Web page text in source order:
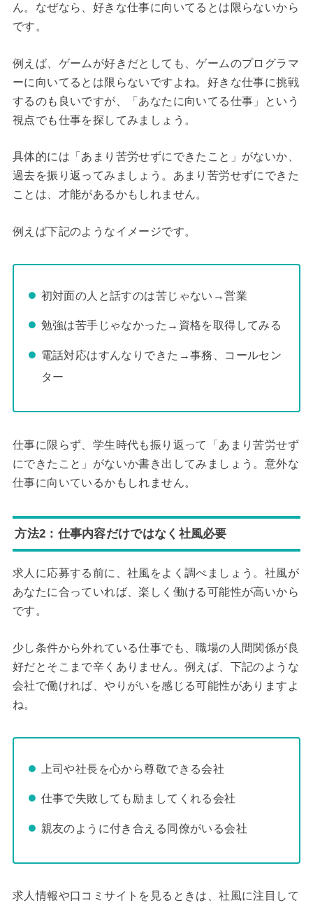
ん。なぜなら、好きな仕事に向いてるとは限らないから
です。
例えば、ゲームが好きだとしても、ゲームのプログラマ
ーに向いてるとは限らないですよね。好きな仕事に挑戦
するのも良いですが、「あなたに向いてる仕事」という
視点でも仕事を探してみましょう。
具体的には「あまり苦労せずにできたこと」がないか、
過去を振り返ってみましょう。あまり苦労せずにできた
ことは、才能があるかもしれません。
例えば下記のようなイメージです。
初対面の人と話すのは苦じゃない→営業
勉強は苦手じゃなかった→資格を取得してみる
電話対応はすんなりできた→事務、コールセン
ター
仕事に限らず、学生時代も振り返って「あまり苦労せず
にできたこと」がないか書き出してみましょう。意外な
仕事に向いているかもしれません。
方法2：仕事内容だけではなく社風必要
求人に応募する前に、社風をよく調べましょう。社風が
あなたに合っていれば、楽しく働ける可能性が高いから
です。
少し条件から外れている仕事でも、職場の人間関係が良
好だとそこまで辛くありません。例えば、下記のような
会社で働ければ、やりがいを感じる可能性がありますよ
ね。
上司や社長を心から尊敬できる会社
仕事で失敗しても励ましてくれる会社
親友のように付き合える同僚がいる会社
求人情報や口コミサイトを見るときは、社風に注目して